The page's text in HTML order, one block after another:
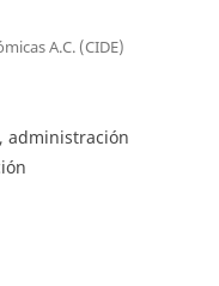
A.C. (CIDE)
administración